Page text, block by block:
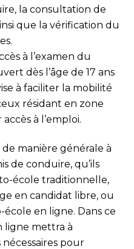
la consultation de
que la vérification du
à l’examen du
dès l’âge de 17 ans
à faciliter la mobilité
résidant en zone
à l’emploi.
manière générale à
de conduire, qu’ils
école traditionnelle,
en candidat libre, ou
en ligne. Dans ce
ligne mettra à
pour